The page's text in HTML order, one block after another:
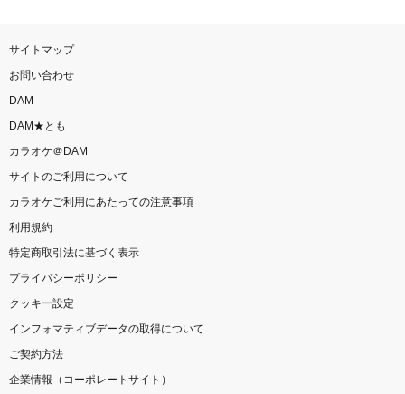
サイトマップ
お問い合わせ
DAM
DAM★とも
カラオケ＠DAM
サイトのご利用について
カラオケご利用にあたっての注意事項
利用規約
特定商取引法に基づく表示
プライバシーポリシー
クッキー設定
インフォマティブデータの取得について
ご契約方法
企業情報（コーポレートサイト）